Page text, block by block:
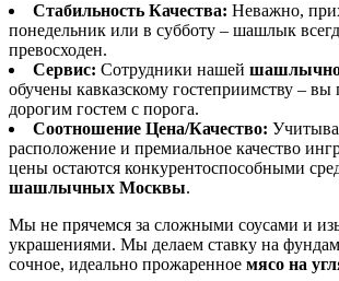
Стабильность Качества: Неважно,
понедельник или в субботу – шашлык
превосходен.
Сервис: Сотрудники нашей
обучены кавказскому гостеприимству – вы
дорогим гостем с порога.
Соотношение Цена/Качество:
расположение и премиальное качество
цены остаются конкурентоспособными
шашлычных Москвы.
Мы не прячемся за сложными соусами и
украшениями. Мы делаем ставку на
сочное, идеально прожаренное мясо на